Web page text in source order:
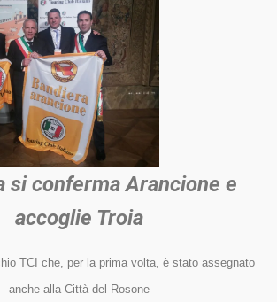
si conferma Arancione e
accoglie Troia
TCI che, per la prima volta, è stato assegnato
anche alla Città del Rosone